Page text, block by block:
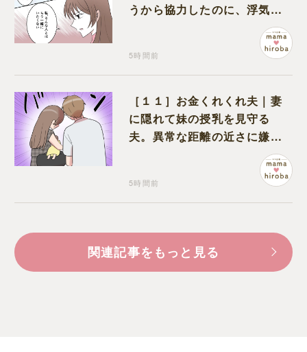
うから協力したのに、浮気と
5時間前
［１１］お金くれくれ夫｜妻
に隠れて妹の授乳を見守る
夫。異常な距離の近さに嫌悪
5時間前
関連記事をもっと見る